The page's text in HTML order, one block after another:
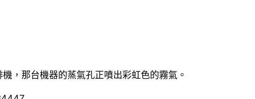
，那台機器的蒸氣孔正噴出彩虹色的霧氣。